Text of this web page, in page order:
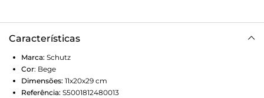
Características
Marca: Schutz
Cor: Bege
Dimensões: 11x20x29 cm
Referência: S5001812480013